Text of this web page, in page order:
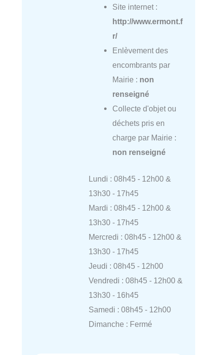
Site internet :
http://www.ermont.f
r/
Enlèvement des
encombrants par
Mairie : non
renseigné
Collecte d'objet ou
déchets pris en
charge par Mairie :
non renseigné
Lundi : 08h45 - 12h00 &
13h30 - 17h45
Mardi : 08h45 - 12h00 &
13h30 - 17h45
Mercredi : 08h45 - 12h00 &
13h30 - 17h45
Jeudi : 08h45 - 12h00
Vendredi : 08h45 - 12h00 &
13h30 - 16h45
Samedi : 08h45 - 12h00
Dimanche : Fermé